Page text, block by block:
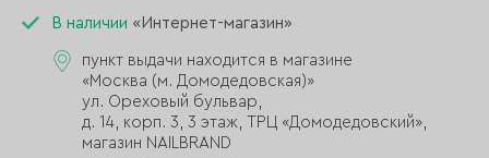
В наличии «Интернет-магазин»
пункт выдачи находится в магазине
«Москва (м. Домодедовская)»
ул. Ореховый бульвар,
д. 14, корп. 3, 3 этаж, ТРЦ «Домодедовский»,
магазин NAILBRAND